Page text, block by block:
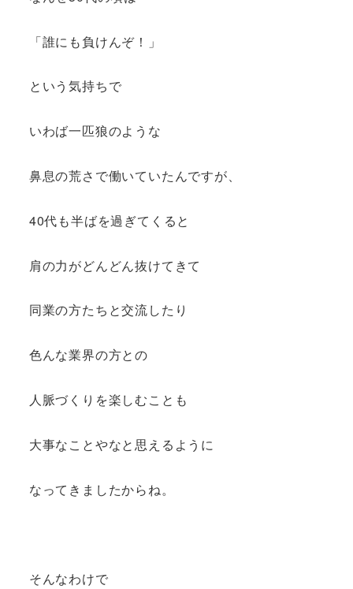
「誰にも負けんぞ！」
という気持ちで
いわば一匹狼のような
鼻息の荒さで働いていたんですが、
40代も半ばを過ぎてくると
肩の力がどんどん抜けてきて
同業の方たちと交流したり
色んな業界の方との
人脈づくりを楽しむことも
大事なことやなと思えるように
なってきましたからね。
そんなわけで